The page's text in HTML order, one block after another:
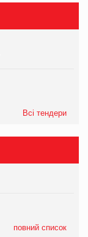
Всі тендери
повний список